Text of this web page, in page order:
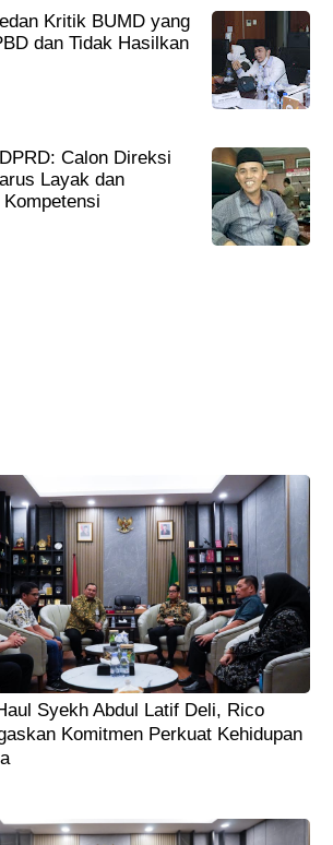
Kritik BUMD yang
dan Tidak Hasilkan
Calon Direksi
Layak dan
Syekh Abdul Latif Deli, Rico
Komitmen Perkuat Kehidupan